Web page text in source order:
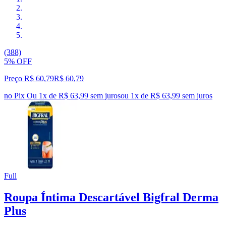
(388)
5% OFF
Preço R$ 60,79R$ 60,79
no Pix Ou 1x de R$ 63,99 sem jurosou 1x de R$ 63,99 sem juros
Full
Roupa Íntima Descartável Bigfral Derma
Plus